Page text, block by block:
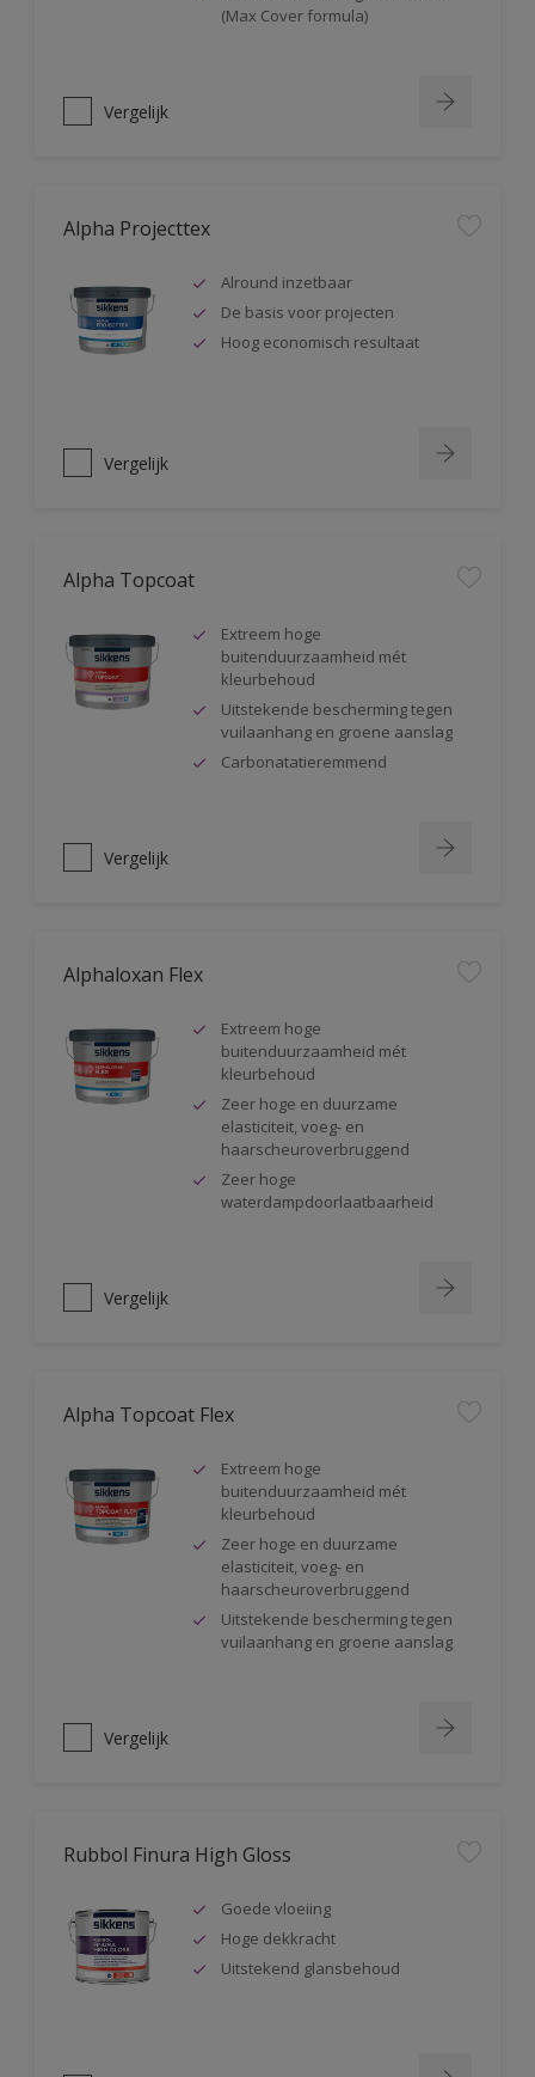
(Max Cover formula)
Vergelijk
Alpha Projecttex
Alround inzetbaar
De basis voor projecten
Hoog economisch resultaat
Vergelijk
Alpha Topcoat
Extreem hoge
buitenduurzaamheid mét
kleurbehoud
Uitstekende bescherming tegen
vuilaanhang en groene aanslag
Carbonatatieremmend
Vergelijk
Alphaloxan Flex
Extreem hoge
buitenduurzaamheid mét
kleurbehoud
Zeer hoge en duurzame
elasticiteit, voeg- en
haarscheuroverbruggend
Zeer hoge
waterdampdoorlaatbaarheid
Vergelijk
Alpha Topcoat Flex
Extreem hoge
buitenduurzaamheid mét
kleurbehoud
Zeer hoge en duurzame
elasticiteit, voeg- en
haarscheuroverbruggend
Uitstekende bescherming tegen
vuilaanhang en groene aanslag
Vergelijk
Rubbol Finura High Gloss
Goede vloeiing
Hoge dekkracht
Uitstekend glansbehoud